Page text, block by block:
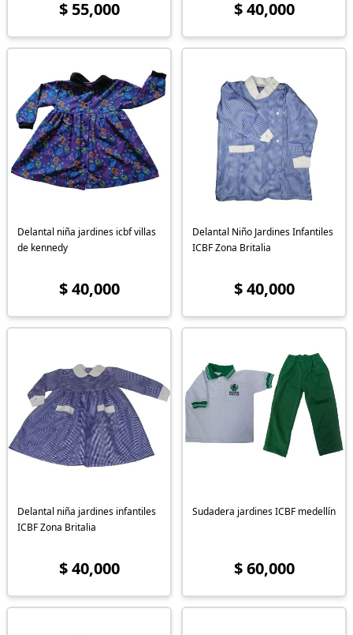
$ 55,000 $ 40,000
Delantal niña jardines icbf villas
de kennedy
$ 40,000
Delantal Niño Jardines Infantiles
ICBF Zona Britalia
$ 40,000
Delantal niña jardines infantiles
ICBF Zona Britalia
$ 40,000
Sudadera jardines ICBF medellín
$ 60,000